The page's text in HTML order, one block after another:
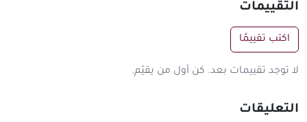
التقييمات
اكتب تقييمًا
لا توجد تقييمات بعد. كن أول من يقيّم.
التعليقات